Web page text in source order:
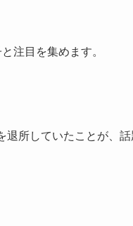
注目を集めます。
所していたことが、話